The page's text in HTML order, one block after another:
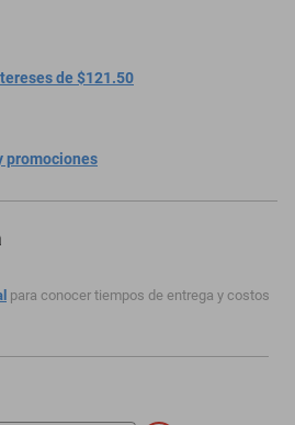
de $121.50
promociones
para conocer tiempos de entrega y costos